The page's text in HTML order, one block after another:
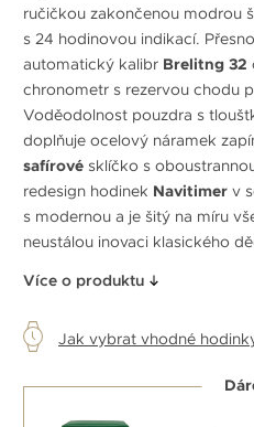
ručičkou zakončenou modrou
s 24 hodinovou indikací.
automatický kalibr Brelitng 32
chronometr s rezervou chodu
Voděodolnost pouzdra s
doplňuje ocelový náramek
safírové sklíčko s
redesign hodinek Navitimer v
s modernou a je šitý na míru
neustálou inovaci klasického
Více o produktu
Jak vybrat vhodné